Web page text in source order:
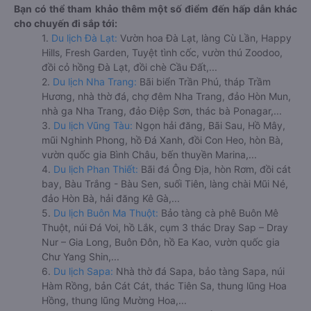
Bạn có thể tham khảo thêm một số điểm đến hấp dẫn khác
cho chuyến đi sắp tới:
1. Du lịch Đà Lạt: Vườn hoa Đà Lạt, làng Cù Lần, Happy
Hills, Fresh Garden, Tuyệt tình cốc, vườn thú Zoodoo,
đồi cỏ hồng Đà Lạt, đồi chè Cầu Đất,...
2. Du lịch Nha Trang: Bãi biển Trần Phú, tháp Trầm
Hương, nhà thờ đá, chợ đêm Nha Trang, đảo Hòn Mun,
nhà ga Nha Trang, đảo Điệp Sơn, thác bà Ponagar,...
3. Du lịch Vũng Tàu: Ngọn hải đăng, Bãi Sau, Hồ Mây,
mũi Nghinh Phong, hồ Đá Xanh, đồi Con Heo, hòn Bà,
vườn quốc gia Bình Châu, bến thuyền Marina,...
4. Du lịch Phan Thiết: Bãi đá Ông Địa, hòn Rơm, đồi cát
bay, Bàu Trắng - Bàu Sen, suối Tiên, làng chài Mũi Né,
đảo Hòn Bà, hải đăng Kê Gà,...
5. Du lịch Buôn Ma Thuột: Bảo tàng cà phê Buôn Mê
Thuột, núi Đá Voi, hồ Lắk, cụm 3 thác Dray Sap – Dray
Nur – Gia Long, Buôn Đôn, hồ Ea Kao, vườn quốc gia
Chư Yang Shin,...
6. Du lịch Sapa: Nhà thờ đá Sapa, bảo tàng Sapa, núi
Hàm Rồng, bản Cát Cát, thác Tiên Sa, thung lũng Hoa
Hồng, thung lũng Mường Hoa,...